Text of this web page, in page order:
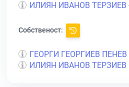
ИЛИЯН ИВАНОВ ТЕРЗИЕВ
Собственост:
ГЕОРГИ ГЕОРГИЕВ ПЕНЕВ
ИЛИЯН ИВАНОВ ТЕРЗИЕВ